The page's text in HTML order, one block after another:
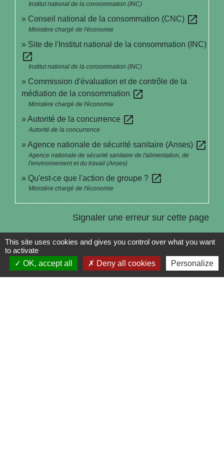
Institut national de la consommation (INC)
Conseil national de la consommation (CNC) open_in_new
Ministère chargé de l'économie
Site de l'Institut national de la consommation (INC)
open_in_new
Institut national de la consommation (INC)
Commission d'évaluation et de contrôle de la
médiation de la consommation open_in_new
Ministère chargé de l'économie
Autorité de la concurrence open_in_new
Autorité de la concurrence
Agence nationale de sécurité sanitaire (Anses) open_in_new
Agence nationale de sécurité sanitaire de l'alimentation, de
l'environnement et du travail (Anses)
Qu'est-ce que l'action de groupe ? open_in_new
Ministère chargé de l'économie
Signaler une erreur sur cette page
This site uses cookies and gives you control over what you want
to activate
OK, accept all
Deny all cookies Personalize